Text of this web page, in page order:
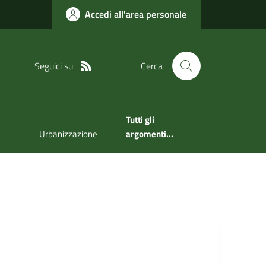
Accedi all'area personale
Seguici su Cerca
Urbanizzazione
Tutti gli
argomenti...